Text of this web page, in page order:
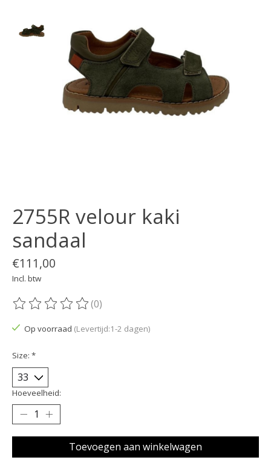
2755R velour kaki
sandaal
€111,00
Incl. btw
De beoordeling van dit product is
(0)
Op voorraad (Levertijd:1-2 dagen)
Size: *
Hoeveelheid:
Toevoegen aan winkelwagen